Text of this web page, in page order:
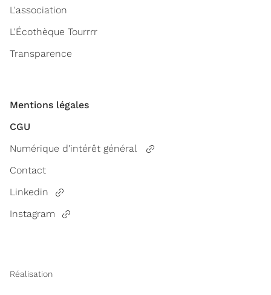
L'association
L'Écothèque Tourrrr
Transparence
Mentions légales
CGU
Numérique d'intérêt général
Contact
Linkedin
Instagram
Réalisation